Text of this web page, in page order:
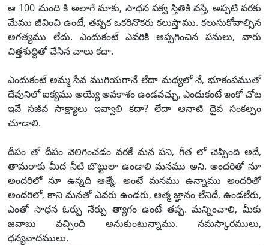
ఆ 100 మంది కి అలాగే మాకు, సాధన పక్వ స్తితికి వస్తే, అప్పటి వరకు
మేము జీవించి ఉంటే, తప్పక ఒకరినొకరు కలుస్తాము. కలుసుకోవాల్సిన
అగత్యము లేదు. ఎందుకంటే ఎవరికి అప్పగించిన పనులు, వారు
చిత్తశుద్దితో చేసిన చాలు కదా.
ఎందుకంటే అమ్మ సేవ ముగియగానే లేదా మధ్యలో నే, భూకంపముతో
దేవునిలో ఐక్యము అయ్యే అవకాశం ఉండవచ్చు, ఎందుకంటే ఇంకో చోట
ఇవే సజీవ సాక్ష్యాలు ఇవ్వాలి కదా? లేదా ఆనాటి దైవ సంకల్పం
చూడాలి.
దీపం తో దీపం వెలిగించడం వరకే మన పని, గీత లో చెప్పింది అదే,
తామరాకు మీద నీటి బొట్టులా ఉండాలి మనము అని. అందరితో నూ
అందరిలో నూ ఉన్నది ఆత్మే, అంటే మనము ఉన్నాము అందరితో
అందరిలో, కాని మనతో ఎవరు ఉండరు, ఆత్మ జ్ఞానం లేనిదే, ఉండలేరు,
ఎంతో సాధన ఓర్పు నేర్పు త్యాగం ఉంటే తప్ప. మన్నించాలి, మీకు
జవాబు వచ్చింది అనుకుంటున్నాము. నమస్కారములు,
ధన్యవాదములు.